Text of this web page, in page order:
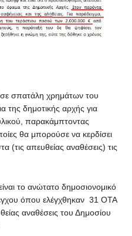
σπατάλη χρημάτων του
της δημοτικής αρχής για
παρακάμπτοντας
θα μπορούσε να κερδίσει
(τις απευθείας αναθέσεις) τις
το ανώτατο δημοσιονομικό
όπου ελέγχθηκαν 31 ΟΤΑ
αναθέσεις του Δημοσίου